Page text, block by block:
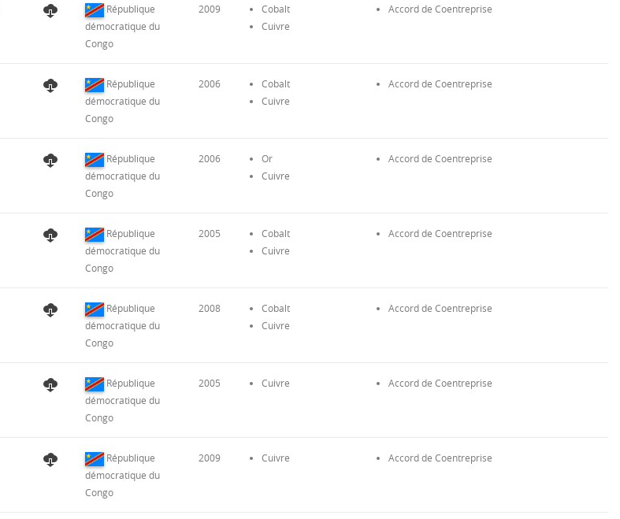
République
démocratique du
Congo
2009
Cobalt
Cuivre
Accord de Coentreprise
République
démocratique du
Congo
2006
Cobalt
Cuivre
Accord de Coentreprise
République
démocratique du
Congo
2006
Or
Cuivre
Accord de Coentreprise
République
démocratique du
Congo
2005
Cobalt
Cuivre
Accord de Coentreprise
République
démocratique du
Congo
2008
Cobalt
Cuivre
Accord de Coentreprise
République
démocratique du
Congo
2005 Cuivre Accord de Coentreprise
République
démocratique du
Congo
2009 Cuivre Accord de Coentreprise